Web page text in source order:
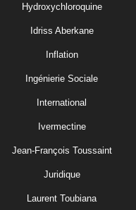
Hydroxychloroquine
Idriss Aberkane
Inflation
Ingénierie Sociale
International
Ivermectine
Jean-François Toussaint
Juridique
Laurent Toubiana